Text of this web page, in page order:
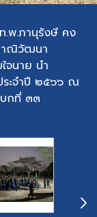
พ.ภานุรังษี คง
าณิวัฒนา
จนาย นำ
ระจำปี ๒๕๖๖ ณ
กที่ ๓๓